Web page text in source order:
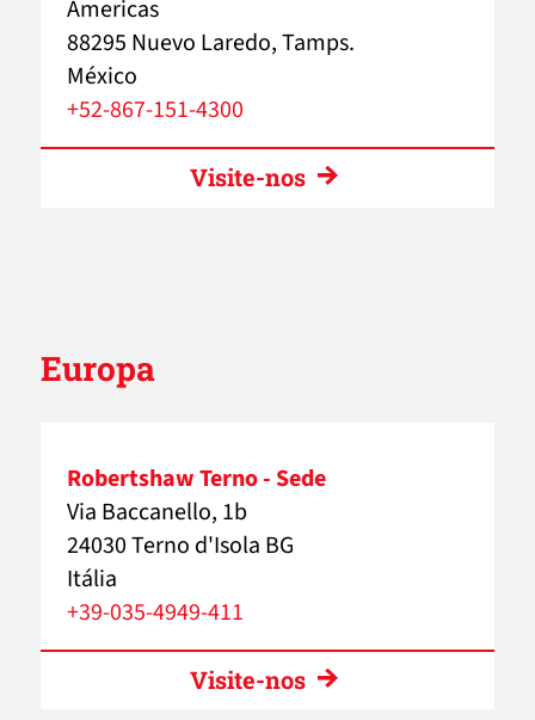
Americas
88295 Nuevo Laredo, Tamps.
México
+52-867-151-4300
Visite-nos
Europa
Robertshaw Terno - Sede
Via Baccanello, 1b
24030 Terno d'Isola BG
Itália
+39-035-4949-411
Visite-nos